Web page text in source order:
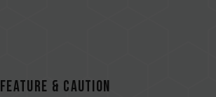
FEATURE & CAUTION